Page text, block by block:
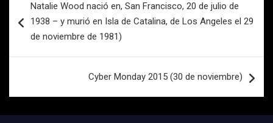
de
entradas
Natalie Wood nació en, San Francisco, 20 de julio de
1938 – y murió en Isla de Catalina, de Los Angeles el 29
de noviembre de 1981)
Cyber Monday 2015 (30 de noviembre)